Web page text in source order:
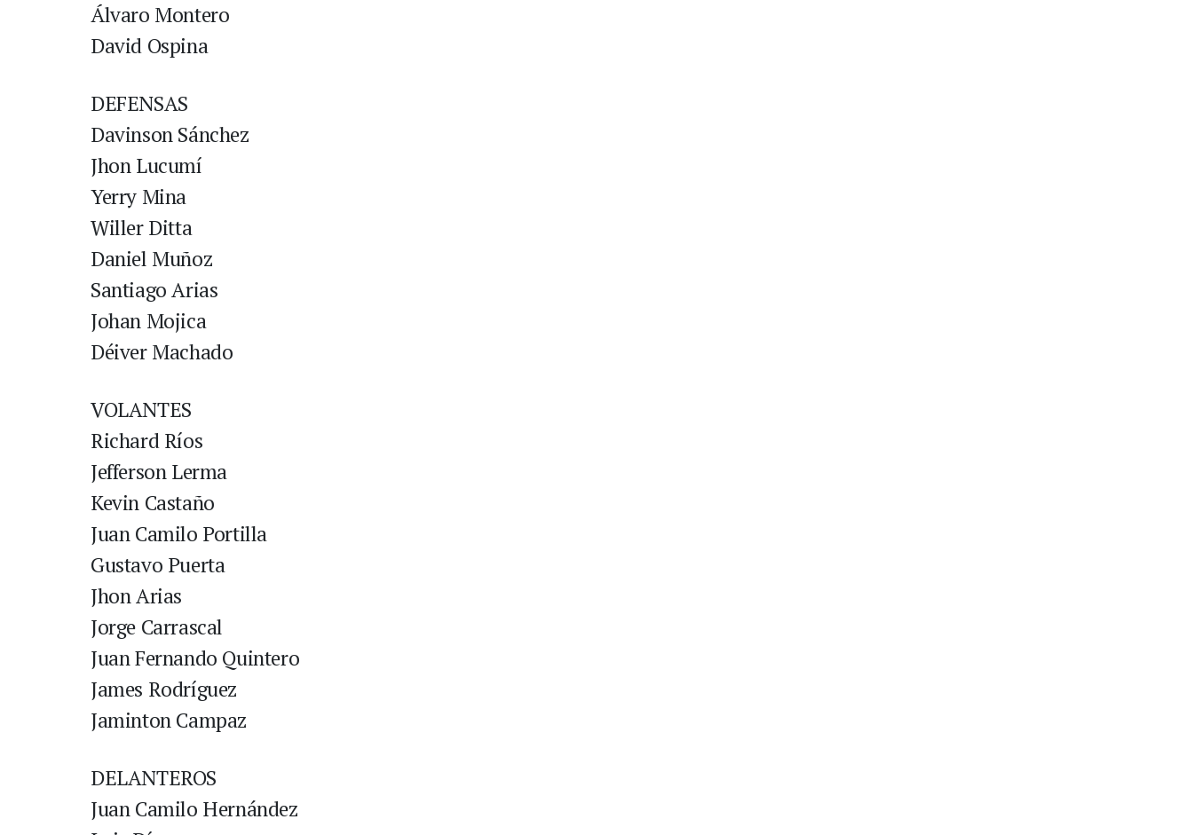
Álvaro Montero
David Ospina
DEFENSAS
Davinson Sánchez
Jhon Lucumí
Yerry Mina
Willer Ditta
Daniel Muñoz
Santiago Arias
Johan Mojica
Déiver Machado
VOLANTES
Richard Ríos
Jefferson Lerma
Kevin Castaño
Juan Camilo Portilla
Gustavo Puerta
Jhon Arias
Jorge Carrascal
Juan Fernando Quintero
James Rodríguez
Jaminton Campaz
DELANTEROS
Juan Camilo Hernández